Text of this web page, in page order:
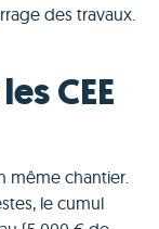
des travaux.
CEE
même chantier.
le cumul